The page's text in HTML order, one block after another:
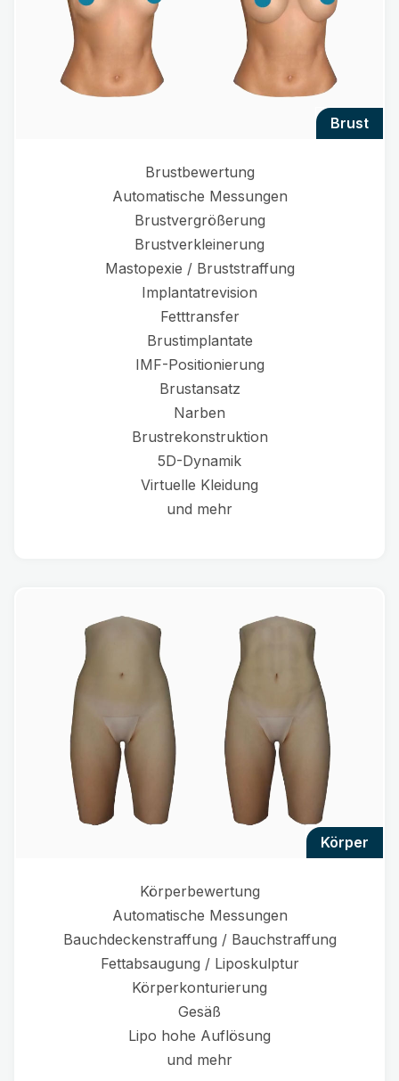
brust
Brustbewertung
Automatische Messungen
Brustvergrößerung
Brustverkleinerung
Mastopexie / Bruststraffung
Implantatrevision
Fetttransfer
Brustimplantate
IMF-Positionierung
Brustansatz
Narben
Brustrekonstruktion
5D-Dynamik
Virtuelle Kleidung
und mehr
körper
Körperbewertung
Automatische Messungen
Bauchdeckenstraffung / Bauchstraffung
Fettabsaugung / Liposkulptur
Körperkonturierung
Gesäß
Lipo hohe Auflösung
und mehr